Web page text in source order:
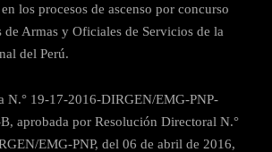
los procesos de ascenso por concurso
de Armas y Oficiales de Servicios de la
del Perú.
N.° 19-17-2016-DIRGEN/EMG-PNP-
aprobada por Resolución Directoral N.°
EMG-PNP, del 06 de abril de 2016,